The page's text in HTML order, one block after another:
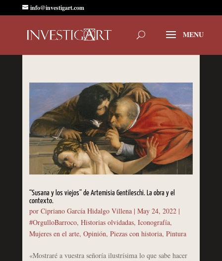
info@investigart.com
“Susana y los viejos” de Artemisia Gentileschi. La obra y el
contexto.
por Cipriano García Hidalgo Villena| May 24, 2022|
#OrgulloBarroco, Historias olvidadas, Iconografía,
Mujeres en el arte, Opinión, Piezas con historia, Pintura
«Mostraré a vuestra señoría ilustrísima lo que sabe hacer